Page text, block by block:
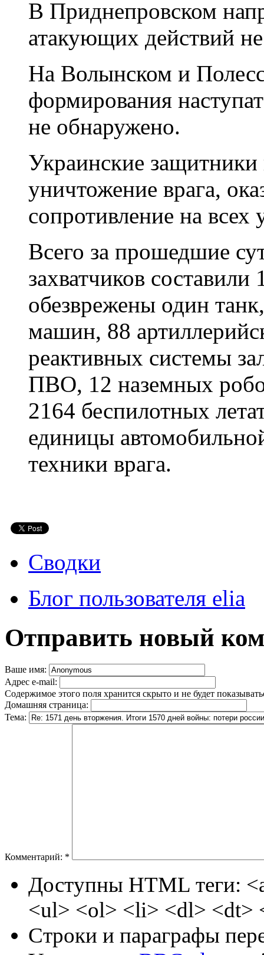
В Приднепровском
атакующих действий
На Волынском и
формирования
не обнаружено.
Украинские
уничтожение врага,
сопротивление на всех
Всего за прошедшие
захватчиков
обезврежены один
машин, 88
реактивных системы
ПВО, 12 наземных
2164 беспилотных
единицы
техники врага.
Сводки
Блог пользователя elia
Отправить новый
Ваше имя:
Адрес e-mail:
Содержимое этого поля хранится скрыто и не будет
Домашняя страница:
Тема:
Комментарий: *
Доступны HTML теги:
<ul> <ol> <li> <dl> <dt>
Строки и параграфы